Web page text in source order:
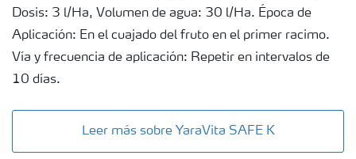
Dosis: 3 l/Ha, Volumen de agua: 30 l/Ha. Época de
Aplicación: En el cuajado del fruto en el primer racimo.
Vía y frecuencia de aplicación: Repetir en intervalos de
10 días.
Leer más sobre YaraVita SAFE K